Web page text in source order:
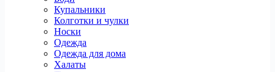
Купальники
Колготки и чулки
Носки
Одежда
Одежда для дома
Халаты